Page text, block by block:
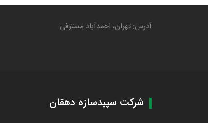
آدرس: تهران، احمدآباد مستوفی
شرکت سپیدسازه دهقان